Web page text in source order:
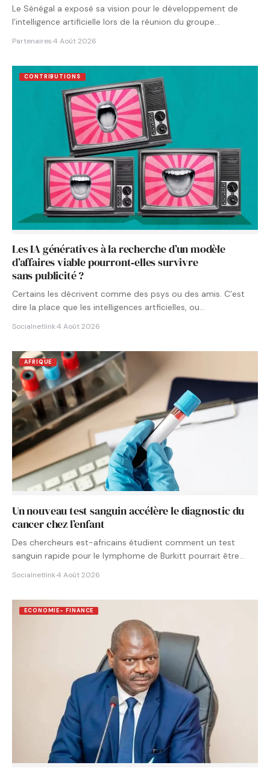
Le Sénégal a exposé sa vision pour le développement de
l’intelligence artificielle lors de la réunion du groupe…
Partenaires·4 Août 2026
CONTRIBUTIONS
Les IA génératives à la recherche d’un modèle
d’affaires viable pourront‑elles survivre
sans publicité ?
Certains les décrivent comme des psys ou des amis. C’est
dire la place que les intelligences artficielles, ou…
Socialnetlink·4 Août 2026
AFRIQUE
Un nouveau test sanguin accélère le diagnostic du
cancer chez l’enfant
Des chercheurs est-africains étudient comment un test
sanguin rapide pour le lymphome de Burkitt pourrait être
Socialnetlink·4 Août 2026
ECONOMIE- FINANCE